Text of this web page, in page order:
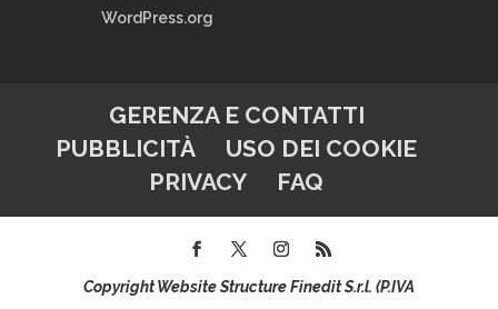
WordPress.org
GERENZA E CONTATTI
PUBBLICITÀ
USO DEI COOKIE
PRIVACY
FAQ
Copyright Website Structure Finedit S.r.l. (P.IVA